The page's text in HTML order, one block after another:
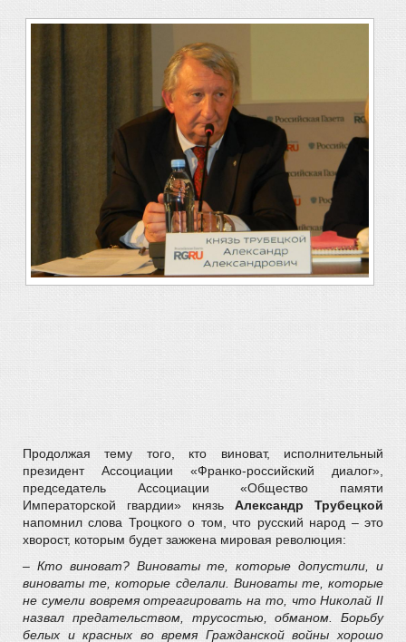
Продолжая тему того, кто виноват, исполнительный
президент Ассоциации «Франко-российский диалог»,
председатель Ассоциации «Общество памяти
Императорской гвардии» князь Александр Трубецкой
напомнил слова Троцкого о том, что русский народ – это
хворост, которым будет зажжена мировая революция:
– Кто виноват? Виноваты те, которые допустили, и
виноваты те, которые сделали. Виноваты те, которые
не сумели вовремя отреагировать на то, что Николай II
назвал предательством, трусостью, обманом. Борьбу
белых и красных во время Гражданской войны хорошо